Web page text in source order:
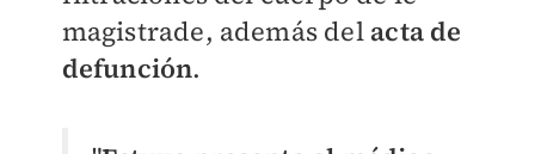
magistrade, además del acta de
defunción.